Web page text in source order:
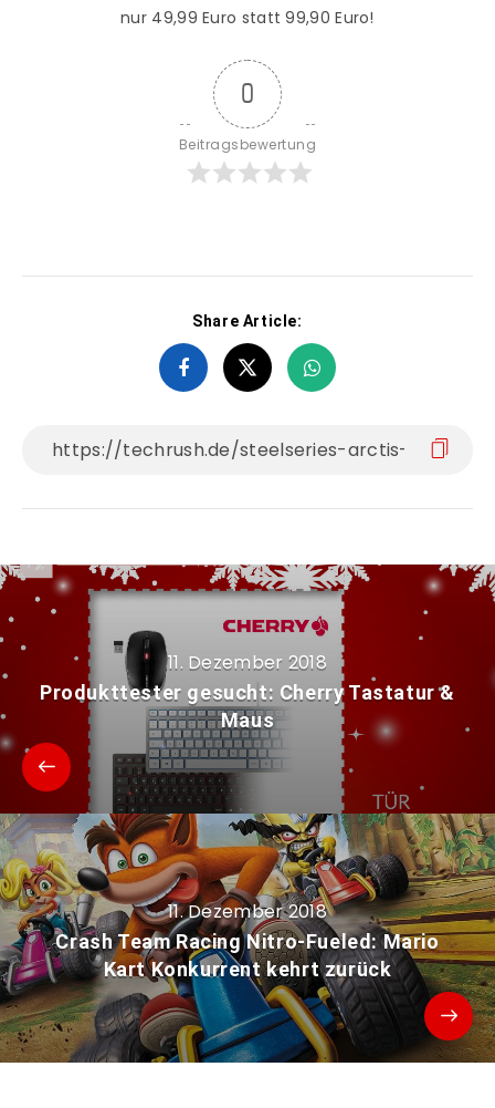
nur 49,99 Euro statt 99,90 Euro!
0
Beitragsbewertung
Share Article:
11. Dezember 2018
Produkttester gesucht: Cherry Tastatur &
Maus
11. Dezember 2018
Crash Team Racing Nitro-Fueled: Mario
Kart Konkurrent kehrt zurück